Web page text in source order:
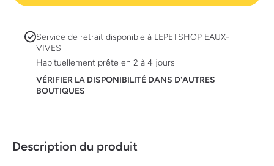
Service de retrait disponible à LEPETSHOP EAUX-
VIVES
Habituellement prête en 2 à 4 jours
VÉRIFIER LA DISPONIBILITÉ DANS D'AUTRES
BOUTIQUES
Description du produit